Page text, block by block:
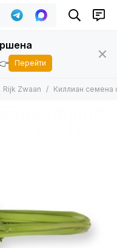
Перейти
Rijk Zwaan Киллиан семена